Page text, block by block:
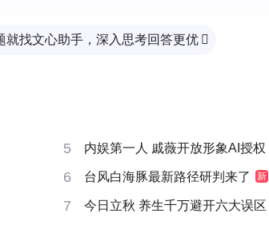
就找文心助手，深入思考回答更优 
5 内娱第一人 戚薇开放形象AI授权
6 台风白海豚最新路径研判来了 新
7 今日立秋 养生千万避开六大误区